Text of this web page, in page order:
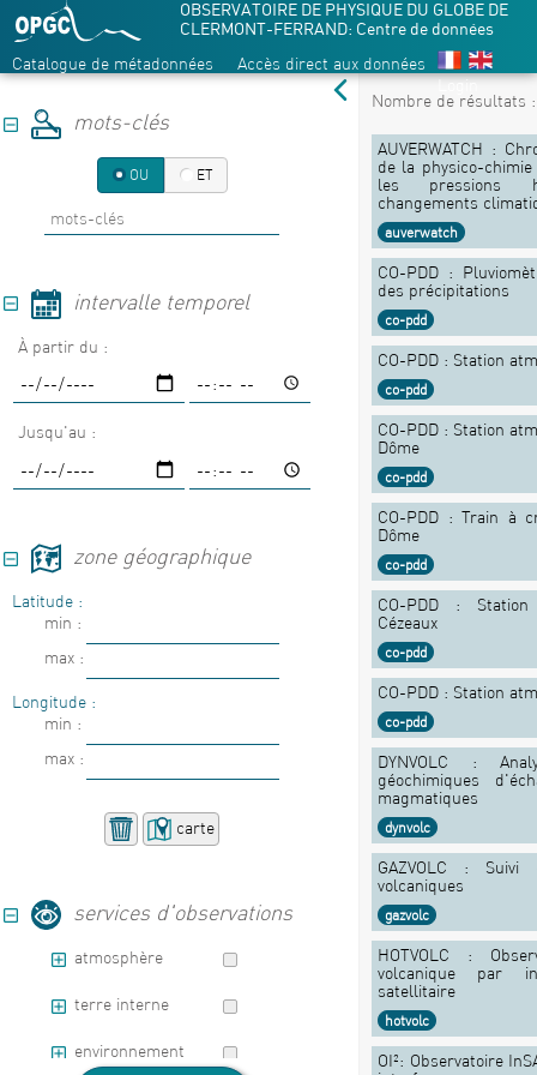
OBSERVATOIRE DE PHYSIQUE DU GLOBE DE
CLERMONT-FERRAND: Centre de données
Catalogue de métadonnées
Accès direct aux données
Login
mots-clés
OU ET
intervalle temporel
À partir du :
Jusqu'au :
zone géographique
Latitude :
min :
max :
Longitude :
min :
max :
carte
services d'observations
atmosphère
terre interne
environnement
Nombre de résultats
AUVERWATCH :
de la physico-
les pressions
changements
auverwatch
CO-PDD :
des précipitations
co-pdd
CO-PDD : Station
co-pdd
CO-PDD : Station
Dôme
co-pdd
CO-PDD : Train à
Dôme
co-pdd
CO-PDD :
Cézeaux
co-pdd
CO-PDD : Station
co-pdd
DYNVOLC :
géochimiques
magmatiques
dynvolc
GAZVOLC :
volcaniques
gazvolc
HOTVOLC :
volcanique par
satellitaire
hotvolc
OI²: Observatoire